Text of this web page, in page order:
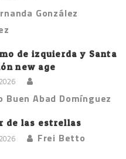
González
de izquierda y Santa
new age
Buen Abad Domínguez
de las estrellas
Frei Betto